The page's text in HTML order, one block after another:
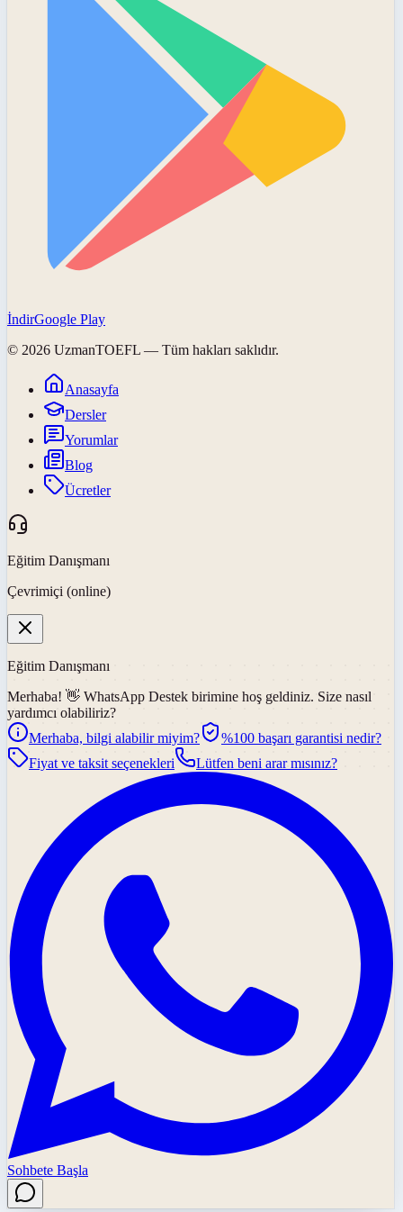
İndirGoogle Play
© 2026 UzmanTOEFL — Tüm hakları saklıdır.
Anasayfa
Dersler
Yorumlar
Blog
Ücretler
Eğitim Danışmanı
Çevrimiçi (online)
Eğitim Danışmanı
Merhaba! 👋 WhatsApp Destek birimine hoş geldiniz. Size nasıl
yardımcı olabiliriz?
Merhaba, bilgi alabilir miyim?
%100 başarı garantisi nedir?
Fiyat ve taksit seçenekleri
Lütfen beni arar mısınız?
Sohbete Başla